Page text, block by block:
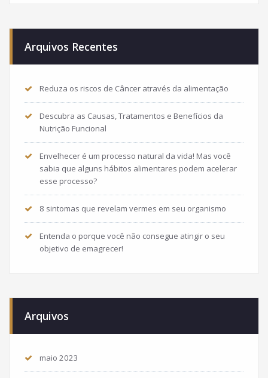
Arquivos Recentes
Reduza os riscos de Câncer através da alimentação
Descubra as Causas, Tratamentos e Benefícios da
Nutrição Funcional
Envelhecer é um processo natural da vida! Mas você
sabia que alguns hábitos alimentares podem acelerar
esse processo?
8 sintomas que revelam vermes em seu organismo
Entenda o porque você não consegue atingir o seu
objetivo de emagrecer!
Arquivos
maio 2023